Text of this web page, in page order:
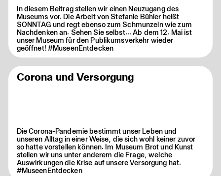
In diesem Beitrag stellen wir einen Neuzugang des
Museums vor. Die Arbeit von Stefanie Bühler heißt
SONNTAG und regt ebenso zum Schmunzeln wie zum
Nachdenken an. Sehen Sie selbst... Ab dem 12. Mai ist
unser Museum für den Publikumsverkehr wieder
geöffnet! #MuseenEntdecken
Corona und Versorgung
Die Corona-Pandemie bestimmt unser Leben und
unseren Alltag in einer Weise, die sich wohl keiner zuvor
so hatte vorstellen können. Im Museum Brot und Kunst
stellen wir uns unter anderem die Frage, welche
Auswirkungen die Krise auf unsere Versorgung hat.
#MuseenEntdecken